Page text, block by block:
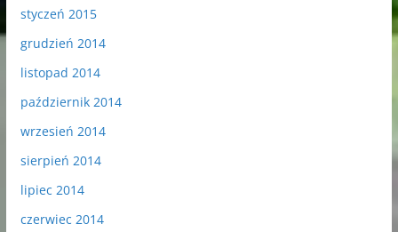
styczeń 2015
grudzień 2014
listopad 2014
październik 2014
wrzesień 2014
sierpień 2014
lipiec 2014
czerwiec 2014